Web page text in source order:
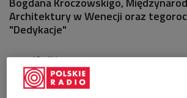
Architektury w Wenecji oraz
"Dedykacje"
AUDIO 3 pliki
 05'34